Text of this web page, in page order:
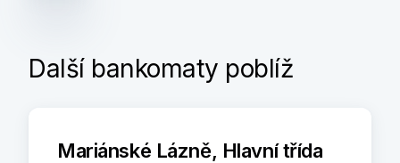
Další bankomaty poblíž
Mariánské Lázně, Hlavní třída